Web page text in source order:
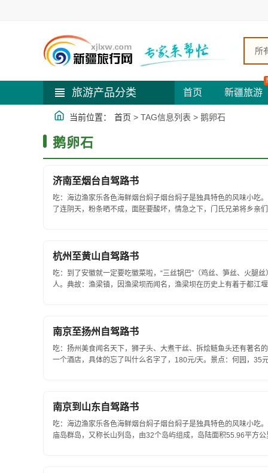
所
旅游产品分类 首页 新疆旅游
当前位置： 首页 > TAG信息列表 > 鹅卵石
鹅卵石
济南至烟台自驾路书
吃：海边渔家乐各色海鲜烟台焖子烟台焖子是独具特色的风味小吃
了连阴天，粉条晒不成，面胚要酸坏，情急之下，门氏兄弟将乡
杭州至黄山自驾路书
吃：到了安徽就一定要吃徽菜啦，“三丝锅巴”（鸡丝、笋丝、火腿
人。典故：渔梁镇，因渔梁坝而闻名，渔梁坝在历史上有着于都江
南京至扬州自驾路书
吃：扬州美食闻名天下，狮子头、大煮干丝、拆烩鲢鱼头还有著名
一个酒店，具体的忘了叫什么名字了，180元/天。景点：何园，35
南京到山东自驾路书
吃：海边渔家乐各色海鲜烟台焖子烟台焖子是独具特色的风味小吃
庙岛群岛，又称长山列岛，由32个岛屿组成，岛陆面积55.96平方